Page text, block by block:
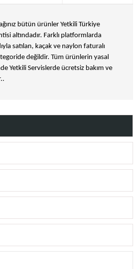
bütün ürünler Yetkili Türkiye
altındadır. Farklı platformlarda
satılan, kaçak ve naylon faturalı
değildir. Tüm ürünlerin yasal
Yetkili Servislerde ücretsiz bakım ve